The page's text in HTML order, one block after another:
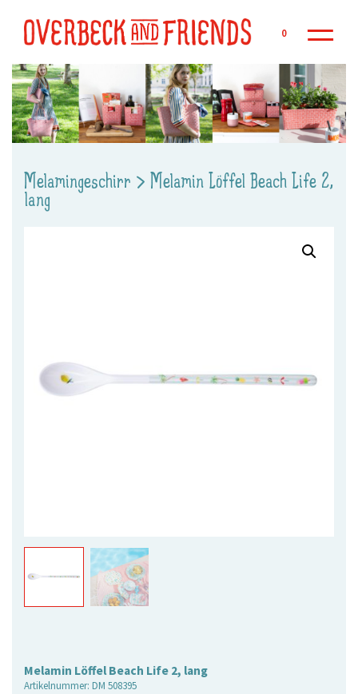
0
Melamingeschirr > Melamin Löffel Beach Life 2,
lang
Melamin Löffel Beach Life 2, lang
Artikelnummer: DM 508395